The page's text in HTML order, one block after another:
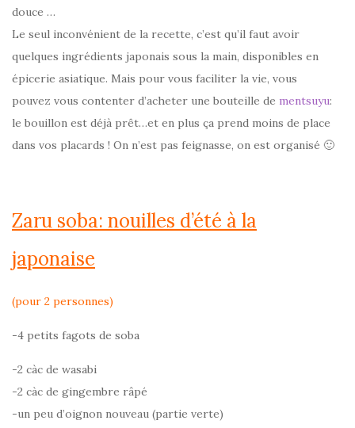
douce …
Le seul inconvénient de la recette, c’est qu’il faut avoir
quelques ingrédients japonais sous la main, disponibles en
épicerie asiatique. Mais pour vous faciliter la vie, vous
pouvez vous contenter d’acheter une bouteille de mentsuyu:
le bouillon est déjà prêt…et en plus ça prend moins de place
dans vos placards ! On n’est pas feignasse, on est organisé 🙂
Zaru soba: nouilles d’été à la
japonaise
(pour 2 personnes)
-4 petits fagots de soba
-2 càc de wasabi
-2 càc de gingembre râpé
-un peu d’oignon nouveau (partie verte)